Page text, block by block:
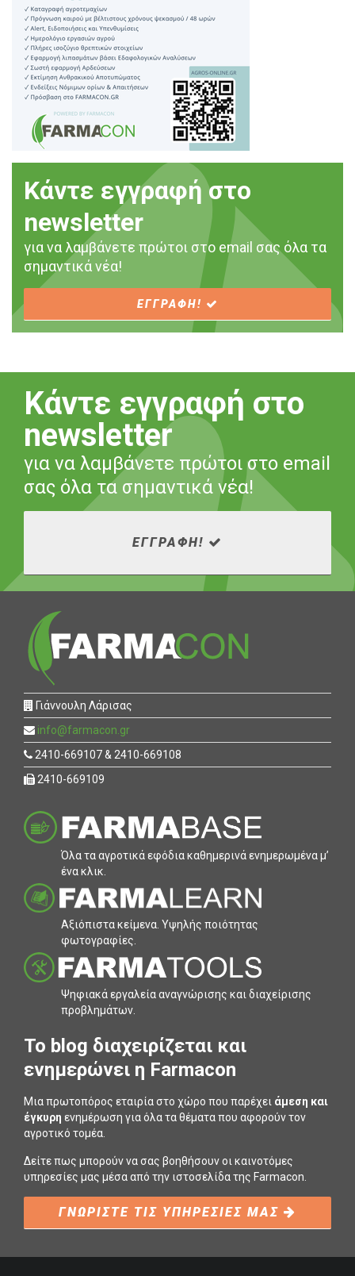
Κάντε εγγραφή στο
newsletter
για να λαμβάνετε πρώτοι στο email σας όλα τα
σημαντικά νέα!
ΕΓΓΡΑΦΗ!
Κάντε εγγραφή στο
newsletter
για να λαμβάνετε πρώτοι στο email
σας όλα τα σημαντικά νέα!
ΕΓΓΡΑΦΗ!
Γιάννουλη Λάρισας
info@farmacon.gr
2410-669107 & 2410-669108
2410-669109
Όλα τα αγροτικά εφόδια καθηµερινά ενηµερωµένα µ’
ένα κλικ.
Αξιόπιστα κείµενα. Υψηλής ποιότητας
φωτογραφίες.
Ψηφιακά εργαλεία αναγνώρισης και διαχείρισης
προβληµάτων.
To blog διαχειρίζεται και
ενημερώνει η Farmacon
Μια πρωτοπόρος εταιρία στο χώρο που παρέχει άμεση και
έγκυρη ενημέρωση για όλα τα θέματα που αφορούν τον
αγροτικό τομέα.
Δείτε πως μπορούν να σας βοηθήσουν οι καινοτόμες
υπηρεσίες μας μέσα από την ιστοσελίδα της Farmacon.
ΓΝΩΡΙΣΤΕ ΤΙΣ ΥΠΗΡΕΣΙΕΣ ΜΑΣ